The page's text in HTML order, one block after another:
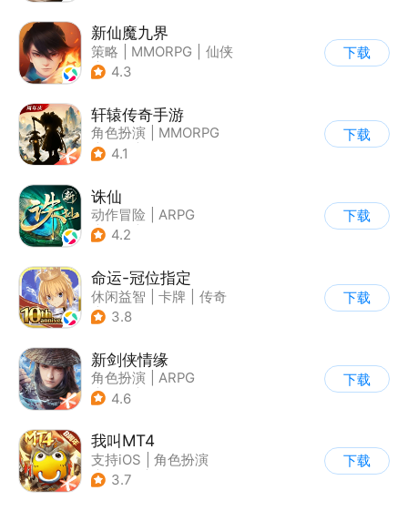
新仙魔九界
策略 MMORPG
仙侠
| 卡通
4.3
下载
轩辕传奇手游
角色扮演
MMORPG
| 神话
4.1
下载
诛仙
动作冒险
ARPG
| 仙侠
4.2
下载
命运-冠位指定
休闲益智 卡牌
传奇
| 命运
3.8
下载
新剑侠情缘
角色扮演
ARPG
| 武侠
4.6
下载
我叫MT4
支持iOS
角色扮演
| ARPG
3.7
下载